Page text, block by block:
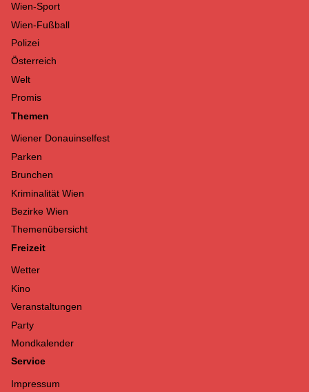
Wien-Sport
Wien-Fußball
Polizei
Österreich
Welt
Promis
Themen
Wiener Donauinselfest
Parken
Brunchen
Kriminalität Wien
Bezirke Wien
Themenübersicht
Freizeit
Wetter
Kino
Veranstaltungen
Party
Mondkalender
Service
Impressum